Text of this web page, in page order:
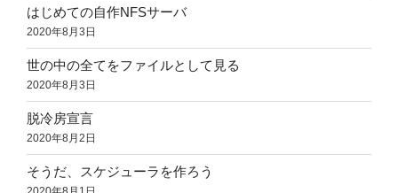
はじめての自作NFSサーバ
2020年8月3日
世の中の全てをファイルとして見る
2020年8月3日
脱冷房宣言
2020年8月2日
そうだ、スケジューラを作ろう